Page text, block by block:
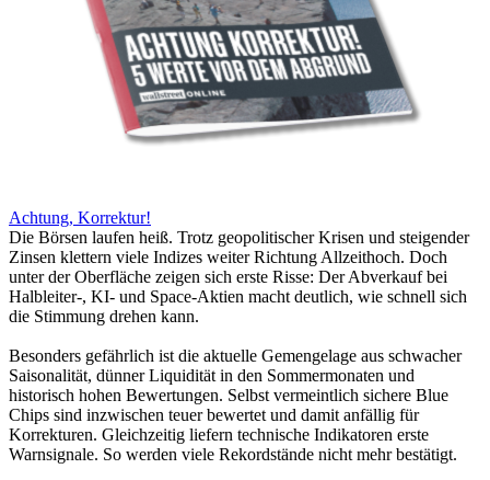
Achtung, Korrektur!
Die Börsen laufen heiß. Trotz geopolitischer Krisen und steigender
Zinsen klettern viele Indizes weiter Richtung Allzeithoch. Doch
unter der Oberfläche zeigen sich erste Risse: Der Abverkauf bei
Halbleiter-, KI- und Space-Aktien macht deutlich, wie schnell sich
die Stimmung drehen kann.
Besonders gefährlich ist die aktuelle Gemengelage aus schwacher
Saisonalität, dünner Liquidität in den Sommermonaten und
historisch hohen Bewertungen. Selbst vermeintlich sichere Blue
Chips sind inzwischen teuer bewertet und damit anfällig für
Korrekturen. Gleichzeitig liefern technische Indikatoren erste
Warnsignale. So werden viele Rekordstände nicht mehr bestätigt.